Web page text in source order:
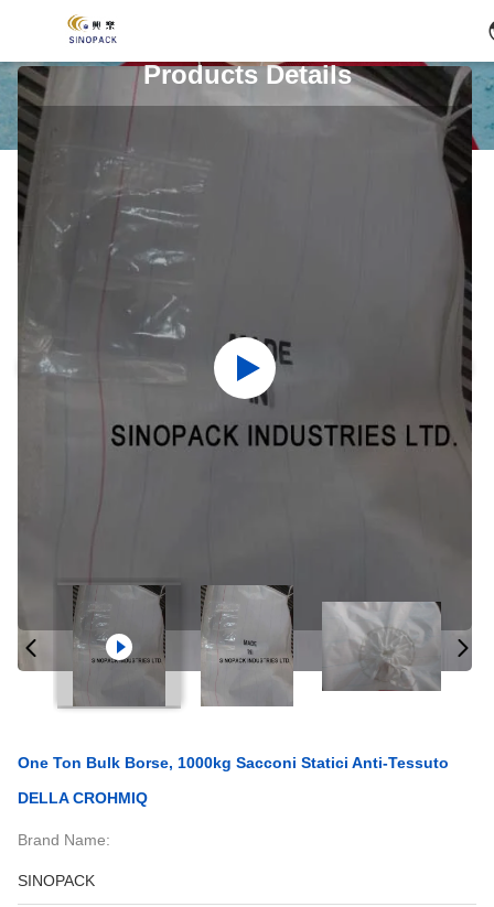
Products Details
One Ton Bulk Borse, 1000kg Sacconi Statici Anti-Tessuto
DELLA CROHMIQ
Brand Name:
SINOPACK